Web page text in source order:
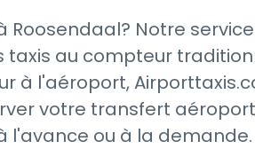
Notre
au compteur
à l'aéroport,
votre transfert
l'avance ou à la demande.